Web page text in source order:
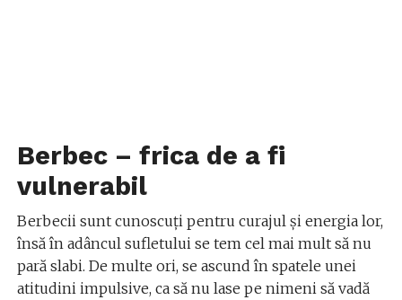
Berbec – frica de a fi
vulnerabil
Berbecii sunt cunoscuți pentru curajul și energia lor,
însă în adâncul sufletului se tem cel mai mult să nu
pară slabi. De multe ori, se ascund în spatele unei
atitudini impulsive, ca să nu lase pe nimeni să vadă